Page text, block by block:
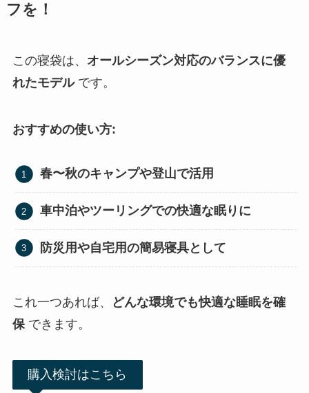
フを！
この寝袋は、 オールシーズン対応のバランスに優
れたモデルです。
おすすめの使い方:
春〜秋のキャンプや登山で活用
車中泊やツーリングでの快適な眠りに
防災用や自宅用の簡易寝具として
これ一つあれば、
どんな環境でも快適な睡眠を確
保できます。
購入検討はこちら